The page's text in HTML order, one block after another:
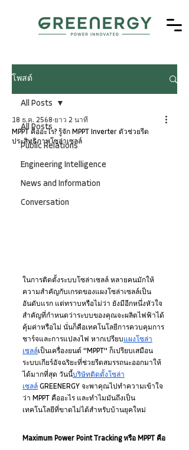
โพสต์
All Posts
Public Relations
Engineering Intelligence
News and Information
Conversation
All Posts
MPPT คืออะไร? รู้จัก MPPT Inverter ตัวช่วยรีด
ประสิทธิภาพโซล่าเซลล์
18 ธ.ค. 2568 ยาว 2 นาที
ในการติดตั้งระบบโซล่าเซลล์ หลายคนมักให้
ความสำคัญกับเกรดของแผงโซล่าเซลล์เป็น
อันดับแรก แต่ทราบหรือไม่ว่า ยังมีอีกหนึ่งหัวใจ
สำคัญที่กำหนดว่าระบบของคุณจะผลิตไฟฟ้าได้
คุ้มค่าหรือไม่ นั่นก็คือเทคโนโลยีการควบคุมการ
ชาร์จและการแปลงไฟ หากเปรียบแผงโซล่า
เซลล์เป็นเครื่องยนต์ "MPPT" ก็เปรียบเสมือน
ระบบเกียร์อัจฉริยะที่ช่วยรีดสมรรถนะออกมาให้
ได้มากที่สุด วันนี้บริษัทติดตั้งโซล่า
เซลล์ GREENERGY จะพาคุณไปทำความเข้าใจ
ว่า MPPT คืออะไร และทำไมมันถึงเป็น
เทคโนโลยีที่ขาดไม่ได้สำหรับบ้านยุคใหม่
Maximum Power Point Tracking หรือ MPPT คือ